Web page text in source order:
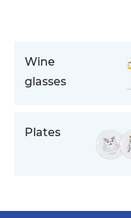
Wine
glasses
Plates